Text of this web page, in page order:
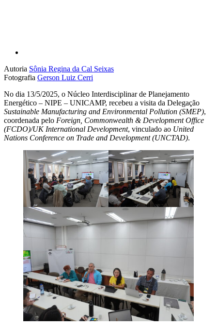
Autoria Sônia Regina da Cal Seixas
Fotografia Gerson Luiz Cerri
No dia 13/5/2025, o Núcleo Interdisciplinar de Planejamento
Energético – NIPE – UNICAMP, recebeu a visita da Delegação
Sustainable Manufacturing and Environmental Pollution (SMEP),
coordenada pelo Foreign, Commonwealth & Development Office
(FCDO)/UK International Development, vinculado ao United
Nations Conference on Trade and Development (UNCTAD).